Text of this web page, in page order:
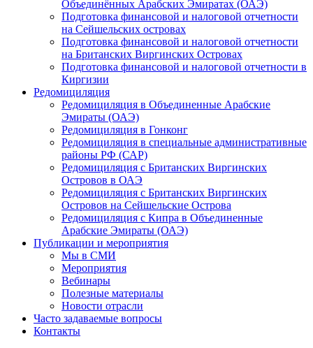
Объединённых Арабских Эмиратах (ОАЭ)
Подготовка финансовой и налоговой отчетности
на Сейшельских островах
Подготовка финансовой и налоговой отчетности
на Британских Виргинских Островах
Подготовка финансовой и налоговой отчетности в
Киргизии
Редомициляция
Редомициляция в Объединенные Арабские
Эмираты (ОАЭ)
Редомициляция в Гонконг
Редомициляция в специальные административные
районы РФ (САР)
Редомициляция с Британских Виргинских
Островов в ОАЭ
Редомициляция с Британских Виргинских
Островов на Сейшельские Острова
Редомициляция с Кипра в Объединенные
Арабские Эмираты (ОАЭ)
Публикации и мероприятия
Мы в СМИ
Мероприятия
Вебинары
Полезные материалы
Новости отрасли
Часто задаваемые вопросы
Контакты